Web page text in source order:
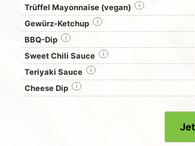
Trüffel Mayonnaise (vegan) i
Gewürz-Ketchup i
BBQ-Dip i
Sweet Chili Sauce i
Teriyaki Sauce i
Cheese Dip i